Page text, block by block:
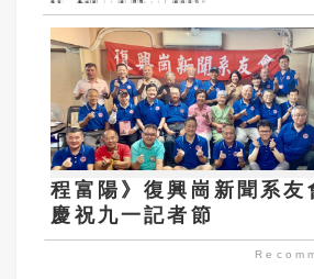
程富陽》復興崗新聞系友
慶祝九一記者節